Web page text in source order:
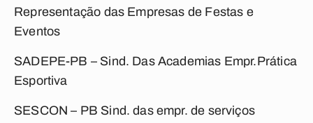
Representação das Empresas de Festas e
Eventos
SADEPE-PB – Sind. Das Academias Empr.Prática
Esportiva
SESCON – PB Sind. das empr. de serviços